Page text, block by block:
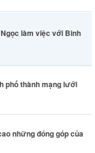
làm việc với Binh
phố thành mạng lưới
những đóng góp của